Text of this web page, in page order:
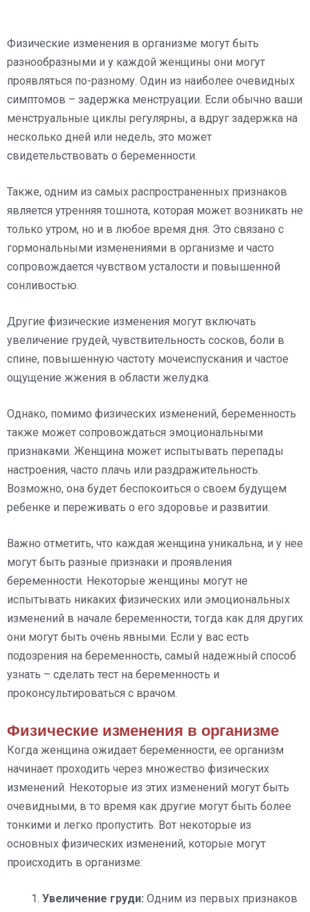
Физические изменения в организме могут быть
разнообразными и у каждой женщины они могут
проявляться по-разному. Один из наиболее очевидных
симптомов – задержка менструации. Если обычно ваши
менструальные циклы регулярны, а вдруг задержка на
несколько дней или недель, это может
свидетельствовать о беременности.
Также, одним из самых распространенных признаков
является утренняя тошнота, которая может возникать не
только утром, но и в любое время дня. Это связано с
гормональными изменениями в организме и часто
сопровождается чувством усталости и повышенной
сонливостью.
Другие физические изменения могут включать
увеличение грудей, чувствительность сосков, боли в
спине, повышенную частоту мочеиспускания и частое
ощущение жжения в области желудка.
Однако, помимо физических изменений, беременность
также может сопровождаться эмоциональными
признаками. Женщина может испытывать перепады
настроения, часто плачь или раздражительность.
Возможно, она будет беспокоиться о своем будущем
ребенке и переживать о его здоровье и развитии.
Важно отметить, что каждая женщина уникальна, и у нее
могут быть разные признаки и проявления
беременности. Некоторые женщины могут не
испытывать никаких физических или эмоциональных
изменений в начале беременности, тогда как для других
они могут быть очень явными. Если у вас есть
подозрения на беременность, самый надежный способ
узнать – сделать тест на беременность и
проконсультироваться с врачом.
Физические изменения в организме
Когда женщина ожидает беременности, ее организм
начинает проходить через множество физических
изменений. Некоторые из этих изменений могут быть
очевидными, в то время как другие могут быть более
тонкими и легко пропустить. Вот некоторые из
основных физических изменений, которые могут
происходить в организме:
Увеличение груди: Одним из первых признаков